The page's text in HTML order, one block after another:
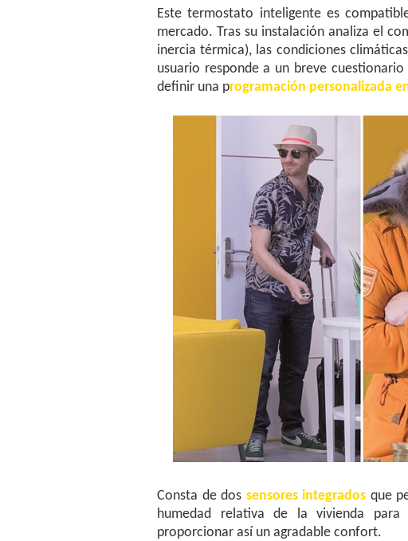
Este termostato inteligente es
mercado. Tras su instalación analiza el
inercia térmica), las condiciones
usuario responde a un breve
definir una programación personalizada
Consta de dos sensores integrados que
humedad relativa de la vivienda
proporcionar así un agradable confort.